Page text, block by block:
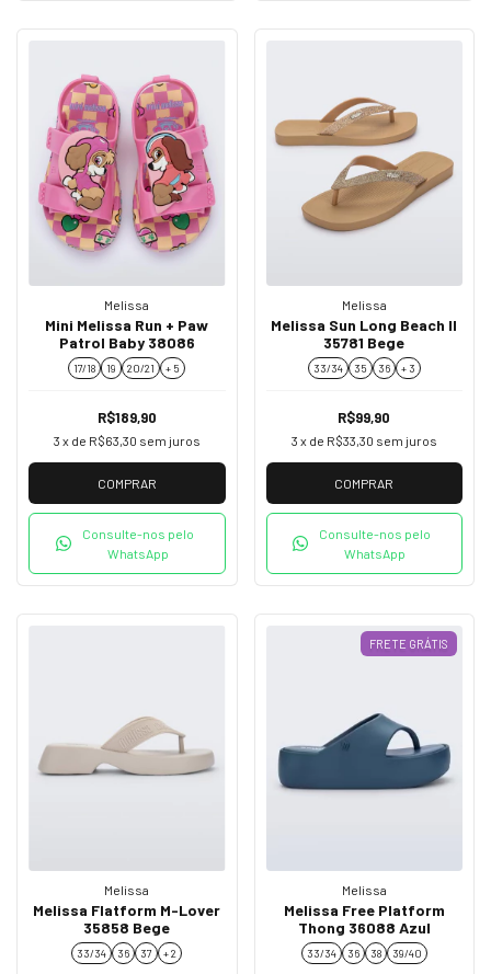
Melissa
Mini Melissa Run + Paw
Patrol Baby 38086
17/18 19 20/21 + 5
R$189,90
3 x de R$63,30 sem juros
COMPRAR
Consulte-nos pelo
WhatsApp
Melissa
Melissa Sun Long Beach II
35781 Bege
33/34 35 36 + 3
R$99,90
3 x de R$33,30 sem juros
COMPRAR
Consulte-nos pelo
WhatsApp
Melissa
Melissa Flatform M-Lover
35858 Bege
33/34 36 37 + 2
FRETE GRÁTIS
Melissa
Melissa Free Platform
Thong 36088 Azul
33/34 36 38 39/40